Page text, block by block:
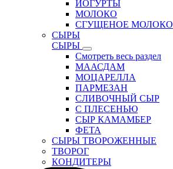
ЙОГУРТЫ
МОЛОКО
СГУЩЕНОЕ МОЛОКО
СЫРЫ
СЫРЫ
Смотреть весь раздел
МААСДАМ
МОЦАРЕЛЛА
ПАРМЕЗАН
СЛИВОЧНЫЙ СЫР
С ПЛЕСЕНЬЮ
СЫР КАМАМБЕР
ФЕТА
СЫРЫ ТВОРОЖЕННЫЕ
ТВОРОГ
КОНДИТЕРЫ